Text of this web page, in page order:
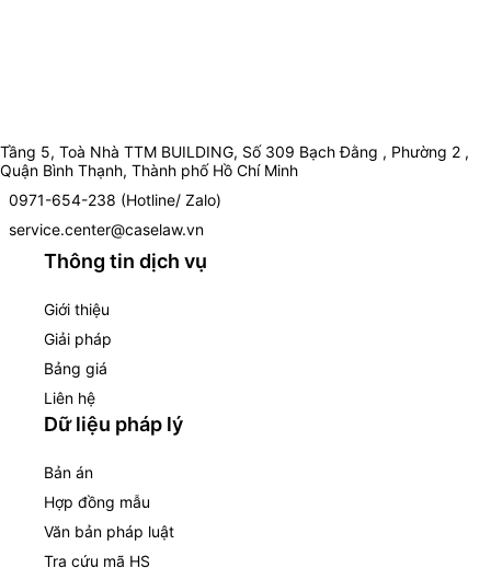
Tầng 5, Toà Nhà TTM BUILDING, Số 309 Bạch Đằng , Phường 2 ,
Quận Bình Thạnh, Thành phố Hồ Chí Minh
0971-654-238 (Hotline/ Zalo)
service.center@caselaw.vn
Thông tin dịch vụ
Giới thiệu
Giải pháp
Bảng giá
Liên hệ
Dữ liệu pháp lý
Bản án
Hợp đồng mẫu
Văn bản pháp luật
Tra cứu mã HS